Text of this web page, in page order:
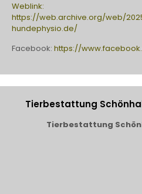
Weblink:
https://web.archive.org/web/
hundephysio.de/
Facebook: https://
Tierbestattung
Tierbestattung